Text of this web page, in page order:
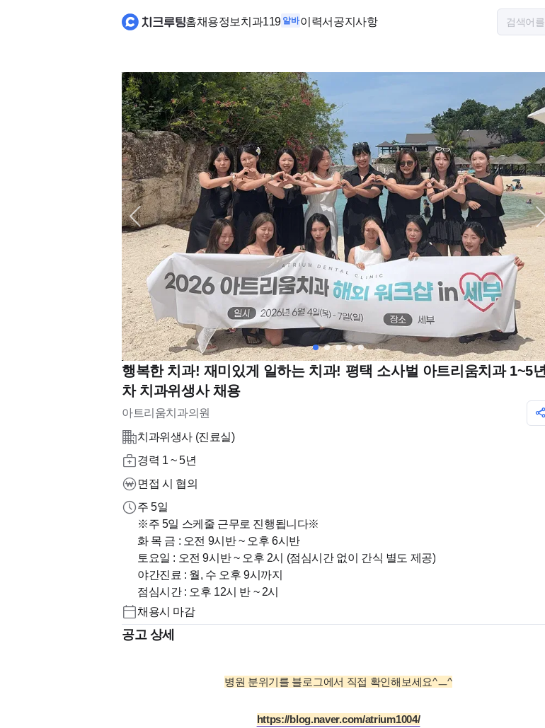
홈채용정보 치과119 알바이력서 공지사항
행복한 치과! 재미있게 일하는 치과! 평택 소사벌 아트리움치과 1~5년
차 치과위생사 채용
아트리움치과의원
치과위생사 (진료실)
경력 1 ~ 5년
면접 시 협의
주 5일
※주 5일 스케줄 근무로 진행됩니다※
화 목 금 : 오전 9시반 ~ 오후 6시반
토요일 : 오전 9시반 ~ 오후 2시 (점심시간 없이 간식 별도 제공)
야간진료 : 월, 수 오후 9시까지
점심시간 : 오후 12시 반 ~ 2시
채용시 마감
공고 상세
병원 분위기를 블로그에서 직접 확인해보세요^ㅡ^
https://blog.naver.com/atrium1004/